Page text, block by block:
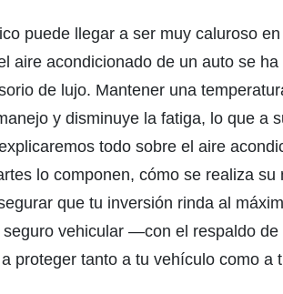
puede llegar a ser muy caluroso
aire acondicionado de un auto se
de lujo. Mantener una
y disminuye la fatiga, lo que a
todo sobre el aire
lo componen, cómo se realiza
que tu inversión rinda al
seguro vehicular —con el respaldo
proteger tanto a tu vehículo como a